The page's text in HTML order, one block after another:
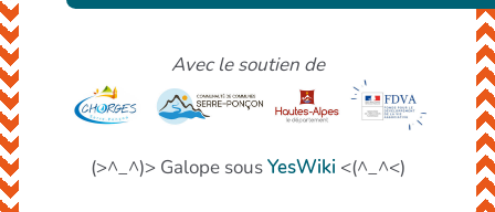
Avec le soutien de
(>^_^)> Galope sousYesWiki <(^_^<)